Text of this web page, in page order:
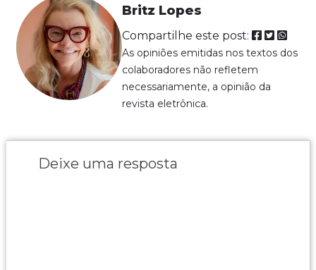
Britz Lopes
Compartilhe este post:
As opiniões emitidas nos textos dos
colaboradores não refletem
necessariamente, a opinião da
revista eletrônica.
Deixe uma resposta